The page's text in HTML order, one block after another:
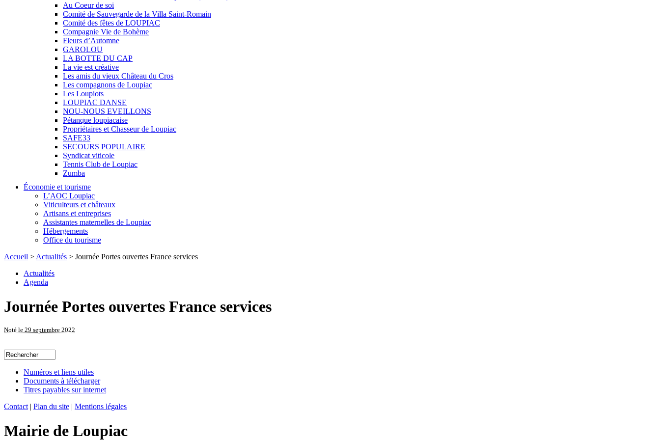
Au Coeur de soi
Comité de Sauvegarde de la Villa Saint-Romain
Comité des fêtes de LOUPIAC
Compagnie Vie de Bohème
Fleurs d’Automne
GAROLOU
LA BOTTE DU CAP
La vie est créative
Les amis du vieux Château du Cros
Les compagnons de Loupiac
Les Loupiots
LOUPIAC DANSE
NOU-NOUS EVEILLONS
Pétanque loupiacaise
Propriétaires et Chasseur de Loupiac
SAFE33
SECOURS POPULAIRE
Syndicat viticole
Tennis Club de Loupiac
Zumba
Économie et tourisme
L’AOC Loupiac
Viticulteurs et châteaux
Artisans et entreprises
Assistantes maternelles de Loupiac
Hébergements
Office du tourisme
Accueil > Actualités > Journée Portes ouvertes France services
Actualités
Agenda
Journée Portes ouvertes France services
Noté le 29 septembre 2022
Numéros et liens utiles
Documents à télécharger
Titres payables sur internet
Contact | Plan du site | Mentions légales
Mairie de Loupiac